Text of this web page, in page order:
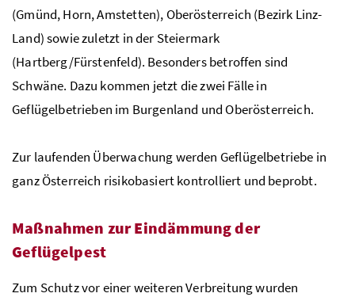
(Gmünd, Horn, Amstetten), Oberösterreich (Bezirk Linz-
Land) sowie zuletzt in der Steiermark
(Hartberg/Fürstenfeld). Besonders betroffen sind
Schwäne. Dazu kommen jetzt die zwei Fälle in
Geflügelbetrieben im Burgenland und Oberösterreich.
Zur laufenden Überwachung werden Geflügelbetriebe in
ganz Österreich risikobasiert kontrolliert und beprobt.
Maßnahmen zur Eindämmung der
Geflügelpest
Zum Schutz vor einer weiteren Verbreitung wurden